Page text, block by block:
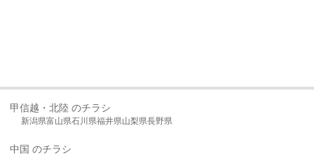
甲信越・北陸 のチラシ
新潟県富山県石川県福井県山梨県長野県
中国 のチラシ